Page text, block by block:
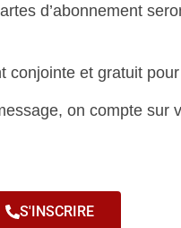
d’abonnement
conjointe et gratuit
on compte sur
S'INSCRIRE